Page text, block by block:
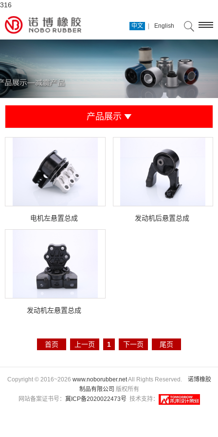
316
中文 English
产品展示
电机左悬置总成 发动机后悬置总成
发动机左悬置总成
首页 上一页 1 下一页 尾页
Copyright © 2016~2026 www.noborubber.netAll Rights Reserved. 诺博橡胶
制品有限公司 版权所有
网站备案证书号： 冀ICP备2020022473号技术支持：